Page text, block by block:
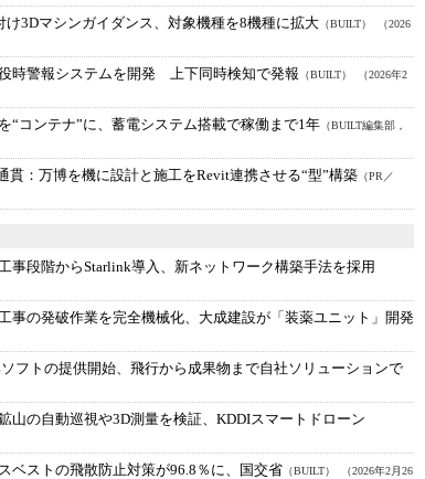
IGAS2018
け3Dマシンガイダンス、対象機種を8機種に拡大 （BUILT） （2026
時警報システムを開発 上下同時検知で発報 （BUILT） （2026年2
“コンテナ”に、蓄電システム搭載で稼働まで1年 （BUILT編集部，
貫： 万博を機に設計と施工をRevit連携させる“型”構築 （PR／
事段階からStarlink導入、新ネットワーク構築手法を採用
事の発破作業を完全機械化、大成建設が「装薬ユニット」開発
フトの提供開始、飛行から成果物まで自社ソリューションで
山の自動巡視や3D測量を検証、KDDIスマートドローン
ベストの飛散防止対策が96.8％に、国交省 （BUILT） （2026年2月26